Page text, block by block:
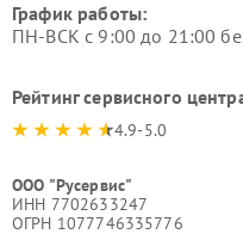
График работы:
ПН-ВСК с 9:00 до 21:00
Рейтинг сервисного
4.9-5.0
ООО "Русервис"
ИНН 7702633247
ОГРН 1077746335776